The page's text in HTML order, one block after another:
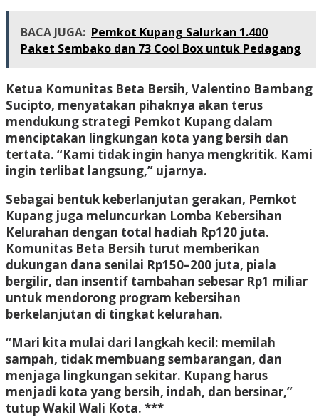
BACA JUGA: Pemkot Kupang Salurkan 1.400
Paket Sembako dan 73 Cool Box untuk Pedagang
Ketua Komunitas Beta Bersih, Valentino Bambang
Sucipto, menyatakan pihaknya akan terus
mendukung strategi Pemkot Kupang dalam
menciptakan lingkungan kota yang bersih dan
tertata. “Kami tidak ingin hanya mengkritik. Kami
ingin terlibat langsung,” ujarnya.
Sebagai bentuk keberlanjutan gerakan, Pemkot
Kupang juga meluncurkan Lomba Kebersihan
Kelurahan dengan total hadiah Rp120 juta.
Komunitas Beta Bersih turut memberikan
dukungan dana senilai Rp150–200 juta, piala
bergilir, dan insentif tambahan sebesar Rp1 miliar
untuk mendorong program kebersihan
berkelanjutan di tingkat kelurahan.
“Mari kita mulai dari langkah kecil: memilah
sampah, tidak membuang sembarangan, dan
menjaga lingkungan sekitar. Kupang harus
menjadi kota yang bersih, indah, dan bersinar,”
tutup Wakil Wali Kota. ***